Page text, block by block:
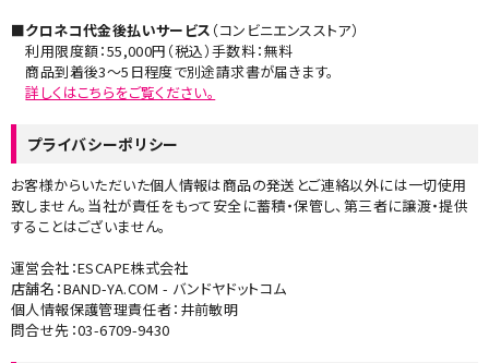
■クロネコ代金後払いサービス （コンビニエンスストア）
利用限度額：55,000円（税込）手数料：無料
商品到着後3～5日程度で別途請求書が届きます。
詳しくはこちらをご覧ください。​
プライバシーポリシー
お客様からいただいた個人情報は商品の発送とご連絡以外には一切使用
致しません。当社が責任をもって安全に蓄積・保管し、第三者に譲渡・提供
することはございません。
運営会社：ESCAPE株式会社
店舗名：BAND-YA.COM - バンドヤドットコム
個人情報保護管理責任者：井前敏明
問合せ先：03-6709-9430